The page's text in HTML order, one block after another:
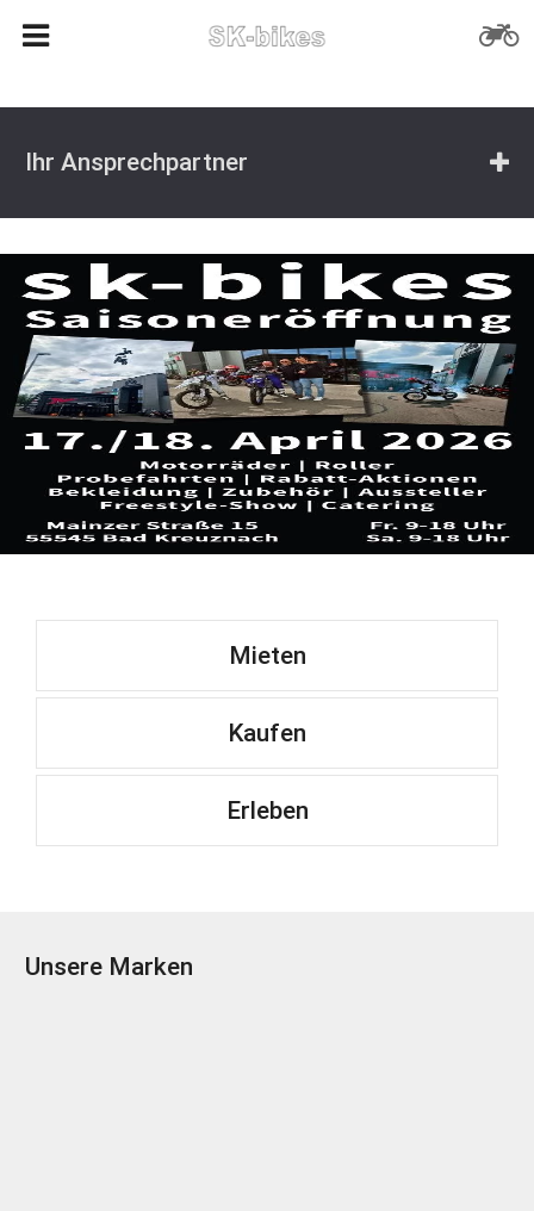
Ihr Ansprechpartner
Mieten
Kaufen
Erleben
Unsere Marken